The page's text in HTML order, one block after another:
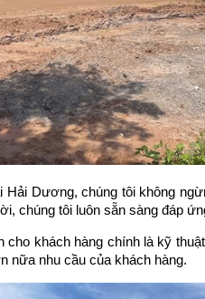
Dương, chúng tôi không
chúng tôi luôn sẵn sàng đáp
khách hàng chính là kỹ
nữa nhu cầu của khách hàng.